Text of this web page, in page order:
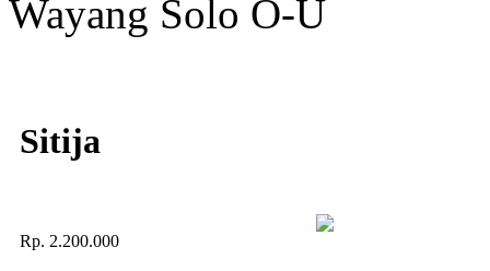
Wayang Solo O-U
Sitija
Rp. 2.200.000